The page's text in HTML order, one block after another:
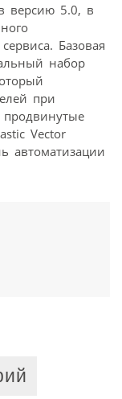
версию 5.0, в
Базовая
набор
при
Vector
автоматизации